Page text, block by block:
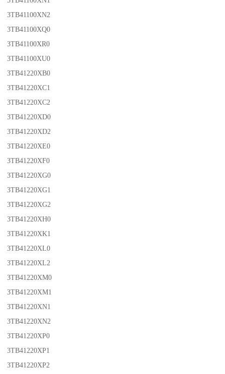
3TB41100XN2
3TB41100XQ0
3TB41100XR0
3TB41100XU0
3TB41220XB0
3TB41220XC1
3TB41220XC2
3TB41220XD0
3TB41220XD2
3TB41220XE0
3TB41220XF0
3TB41220XG0
3TB41220XG1
3TB41220XG2
3TB41220XH0
3TB41220XK1
3TB41220XL0
3TB41220XL2
3TB41220XM0
3TB41220XM1
3TB41220XN1
3TB41220XN2
3TB41220XP0
3TB41220XP1
3TB41220XP2